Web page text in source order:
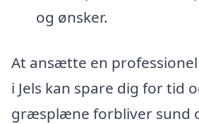
og ønsker.
At ansætte en
i Jels kan spare dig for tid
græsplæne forbliver sund